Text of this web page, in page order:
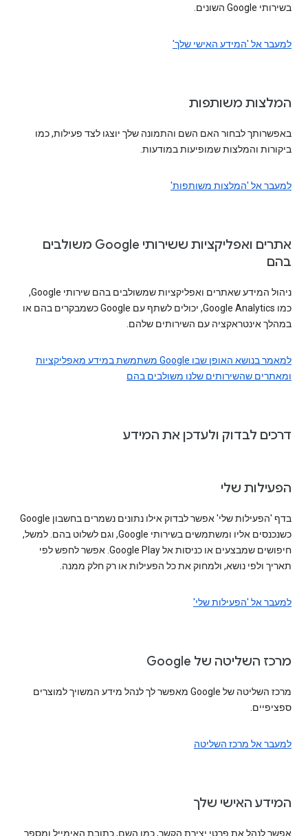
בשירותי Google השונים.
למעבר אל 'המידע האישי שלך'
המלצות משותפות
באפשרותך לבחור האם השם והתמונה שלך יוצגו לצד פעילות, כמו
ביקורות והמלצות שמופיעות במודעות.
למעבר אל 'המלצות משותפות'
אתרים ואפליקציות ששירותי Google משולבים
בהם
ניהול המידע שאתרים ואפליקציות שמשולבים בהם שירותי Google,
כמו Google Analytics, יכולים לשתף עם Google כשמבקרים בהם או
במהלך אינטראקציה עם השירותים שלהם.
למאמר בנושא האופן שבו Google משתמשת במידע מאפליקציות
ומאתרים שהשירותים שלנו משולבים בהם
דרכים לבדוק ולעדכן את המידע
הפעילות שלי
בדף 'הפעילות שלי' אפשר לבדוק אילו נתונים נשמרים בחשבון Google
כשנכנסים אליו ומשתמשים בשירותי Google, וגם לשלוט בהם. למשל,
חיפושים שמבצעים או כניסות אל Google Play. אפשר לחפש לפי
תאריך ולפי נושא, ולמחוק את כל הפעילות או רק חלק ממנה.
למעבר אל 'הפעילות שלי'
מרכז השליטה של Google
מרכז השליטה של Google מאפשר לך לנהל מידע המשויך למוצרים
ספציפיים.
למעבר אל מרכז השליטה
המידע האישי שלך
אפשר לנהל את פרטי יצירת הקשר, כמו השם, כתובת האימייל ומספר